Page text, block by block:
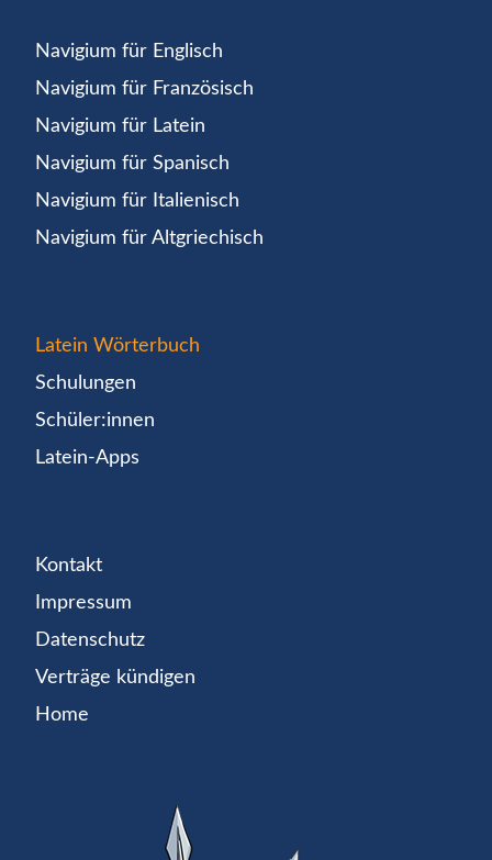
Navigium für Englisch
Navigium für Französisch
Navigium für Latein
Navigium für Spanisch
Navigium für Italienisch
Navigium für Altgriechisch
Latein Wörterbuch
Schulungen
Schüler:innen
Latein-Apps
Kontakt
Impressum
Datenschutz
Verträge kündigen
Home